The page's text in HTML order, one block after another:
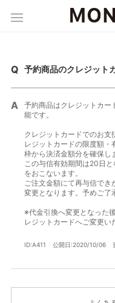
予約商品のクレジット
予約商品はクレジットカー
能です。
クレジットカードでのお支
レジットカードの限度額
枠から決済金額分を確保し
この与信有効期間は20日
をおこないます。
ご注文金額にて再与信でき
変更となります。予めご了
※代金引換へ変更となった
レジットカードへご変更い
ID:A411 公開日:2020/10/06